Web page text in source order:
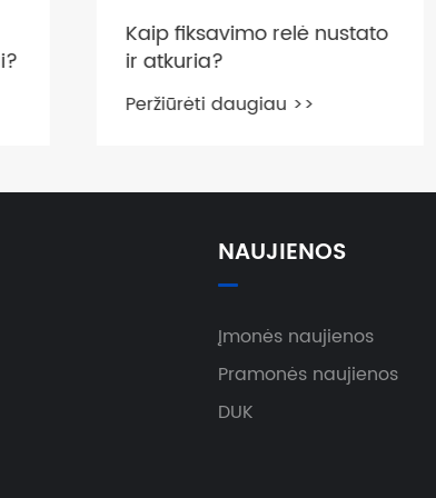
Kaip fiksavimo relė nustato
ir atkuria?
Peržiūrėti daugiau >>
NAUJIENOS
Įmonės naujienos
Pramonės naujienos
DUK